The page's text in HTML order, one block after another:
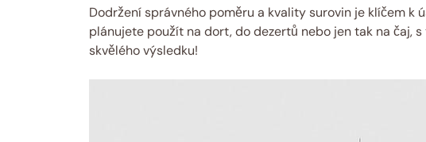
Dodržení správného poměru a kvality surovin je klíčem k
plánujete použít na dort, do dezertů nebo jen tak na čaj,
skvělého výsledku!